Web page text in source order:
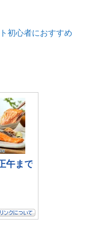
初心者におすすめ